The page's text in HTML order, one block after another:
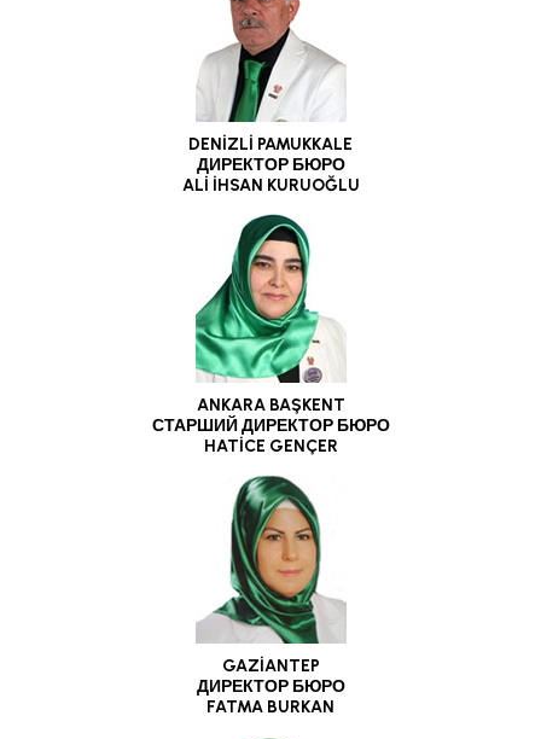
DENİZLİ PAMUKKALE
ДИРЕКТОР БЮРО
ALİ İHSAN KURUOĞLU
ANKARA BAŞKENT
СТАРШИЙ ДИРЕКТОР БЮРО
HATİCE GENÇER
GAZİANTEP
ДИРЕКТОР БЮРО
FATMA BURKAN